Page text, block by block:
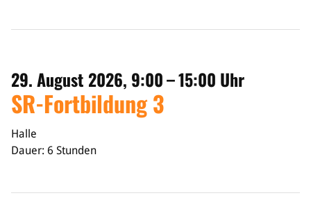
29. August 2026, 9:00 – 15:00 Uhr
SR-Fortbildung 3
Halle
Dauer: 6 Stunden